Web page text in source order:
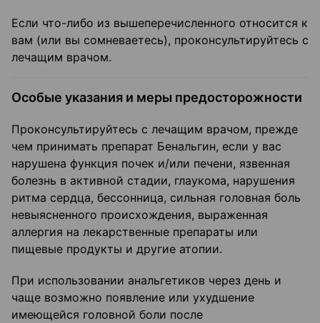
Если что-либо из вышеперечисленного относится к
вам (или вы сомневаетесь), проконсультируйтесь с
лечащим врачом.
Особые указания и меры предосторожности
Проконсультируйтесь с лечащим врачом, прежде
чем принимать препарат Бенальгин, если у вас
нарушена функция почек и/или печени, язвенная
болезнь в активной стадии, глаукома, нарушения
ритма сердца, бессонница, сильная головная боль
невыясненного происхождения, выраженная
аллергия на лекарственные препараты или
пищевые продукты и другие атопии.
При использовании анальгетиков через день и
чаще возможно появление или ухудшение
имеющейся головной боли после